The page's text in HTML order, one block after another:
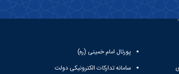
پورتال امام خمینی (ره)
سامانه تدارکات الکترونیکی دولت